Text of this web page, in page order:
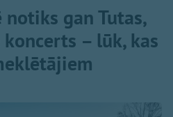
gan Tutas,
– lūk, kas